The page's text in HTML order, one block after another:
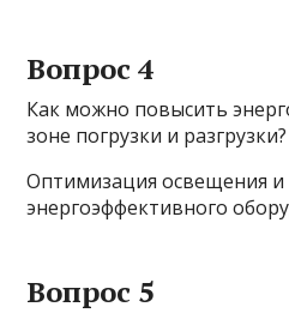
Вопрос 4
Как можно повысить
зоне погрузки и разгрузки?
Оптимизация освещения и
энергоэффективного
Вопрос 5